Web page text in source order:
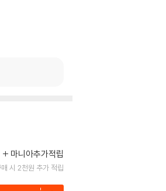
마니아추가적립
시 2천원 추가 적립